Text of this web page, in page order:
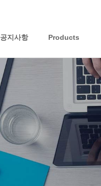
공지사항 Products